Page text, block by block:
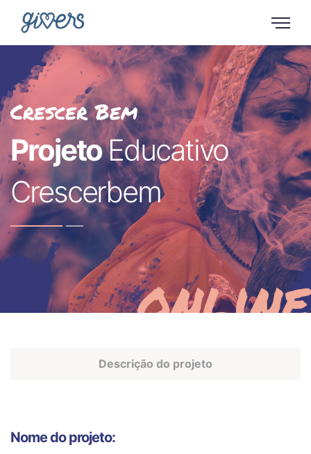
online
Crescer Bem
ProjetoEducativo
Crescerbem
Descrição do projeto
Nome do projeto: